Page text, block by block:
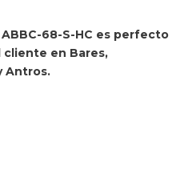
68-S-HC es perfecto
cliente en Bares,
Antros.